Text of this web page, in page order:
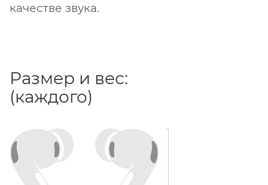
качестве звука.
Размер и вес:
(каждого)